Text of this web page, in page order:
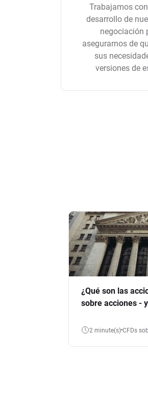
Trabajamos
desarrollo de
negociación
asegurarnos de
sus
versiones de
¿Qué son las
sobre acciones -
2 minute(s) CFDs